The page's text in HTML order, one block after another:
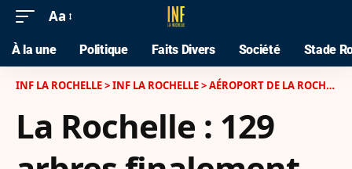
Aa
À la une Politique Faits Divers Société Stade
INF LA ROCHELLE>INF LA ROCHELLE>AÉROPORT DE LA ROCHELLE - ÎLE DE RÉ
La Rochelle : 129